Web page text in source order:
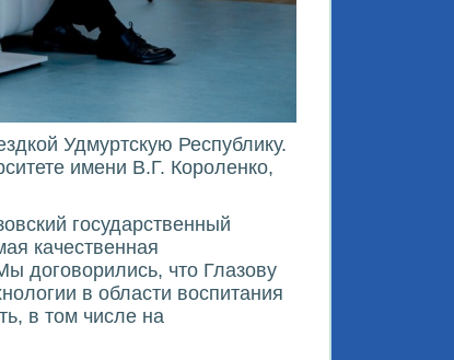
Удмуртскую Республику.
имени В.Г. Короленко,
государственный
качественная
договорились, что Глазову
в области воспитания
в том числе на